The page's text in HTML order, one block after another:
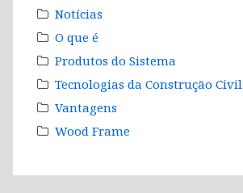
Notícias
O que é
Produtos do Sistema
Tecnologias da Construção Civil
Vantagens
Wood Frame